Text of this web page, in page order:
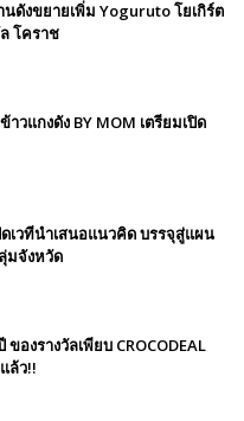
นดังขยายเพิ่ม Yoguruto โยเกิร์ต
โคราช
วแกงดัง BY MOM เตรียมเปิด
เวทีนำเสนอแนวคิด บรรจุสู่แผน
มจังหวัด
องรางวัลเพียบ CROCODEAL
ล้ว!!